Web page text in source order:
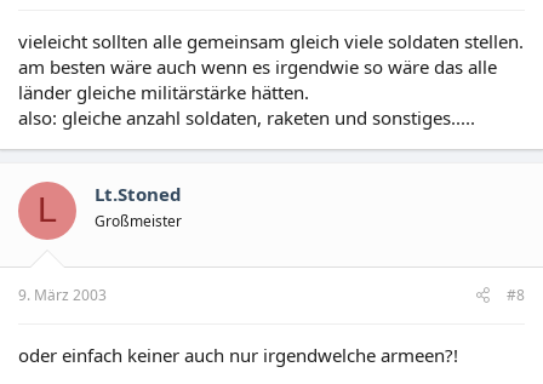
vieleicht sollten alle gemeinsam gleich viele soldaten stellen.
am besten wäre auch wenn es irgendwie so wäre das alle
länder gleiche militärstärke hätten.
also: gleiche anzahl soldaten, raketen und sonstiges.....
L Lt.Stoned
Großmeister
9. März 2003 #8
oder einfach keiner auch nur irgendwelche armeen?!